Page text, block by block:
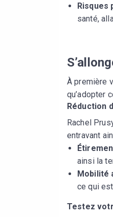
Risques
santé,
À première
qu’adopter
Réduction
Rachel
entravant
ainsi la
Mobilité
ce qui
Testez